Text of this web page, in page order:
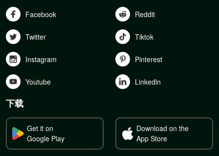
Facebook Reddit
Twitter Tiktok
Instagram Pinterest
Youtube Linkedln
下载
Get it on
Google Play
Download on the
App Store